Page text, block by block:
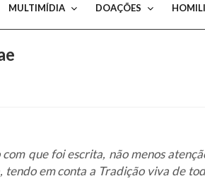
MULTIMÍDIA DOAÇÕES
que foi escrita, não menos
em conta a Tradição viva de